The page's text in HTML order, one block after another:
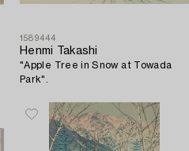
1589444
Henmi Takashi
"Apple Tree in Snow at Towada
Park".